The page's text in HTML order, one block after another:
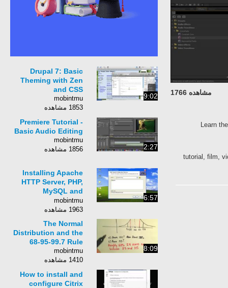
مشاهده 1766
Learn
tutorial,
9:02
Drupal 7: Basic
Theming with Zen
and CSS
mobintmu
1853 مشاهده
2:27
Premiere Tutorial -
Basic Audio Editing
mobintmu
1856 مشاهده
6:57
Installing Apache
HTTP Server, PHP,
MySQL and
phpMyAdmin on
Windows XP
mobintmu
1963 مشاهده
8:09
The Normal
Distribution and the
68-95-99.7 Rule
mobintmu
1410 مشاهده
How to install and
configure Citrix